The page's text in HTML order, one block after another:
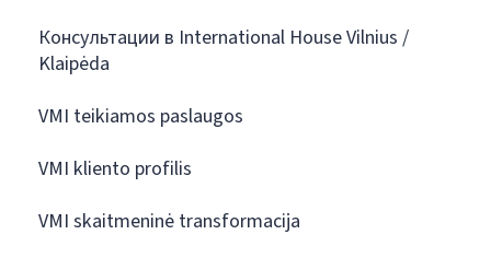
Консультации в International House Vilnius /
Klaipėda
VMI teikiamos paslaugos
VMI kliento profilis
VMI skaitmeninė transformacija